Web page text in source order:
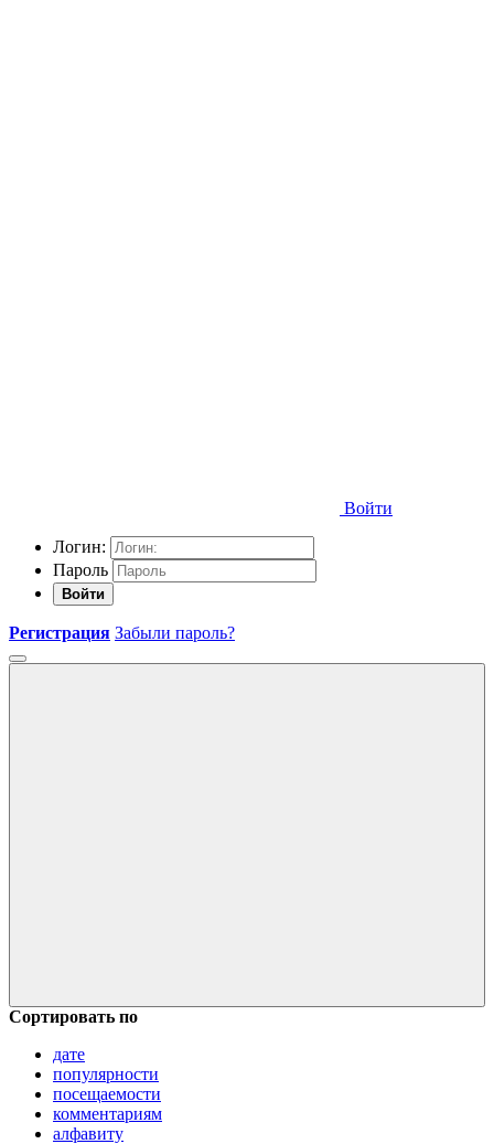
Войти
Логин:
Пароль
Войти
Регистрация Забыли пароль?
Сортировать по
дате
популярности
посещаемости
комментариям
алфавиту